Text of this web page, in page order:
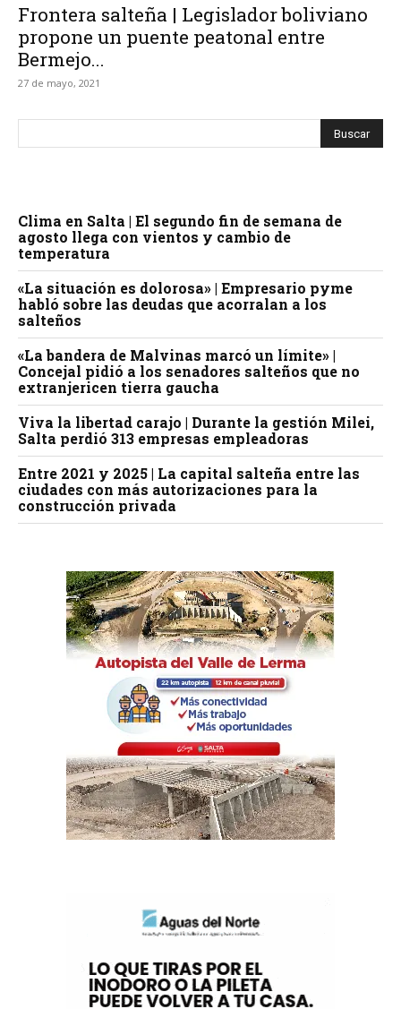
Frontera salteña | Legislador boliviano
propone un puente peatonal entre
Bermejo...
27 de mayo, 2021
Clima en Salta | El segundo fin de semana de
agosto llega con vientos y cambio de
temperatura
«La situación es dolorosa» | Empresario pyme
habló sobre las deudas que acorralan a los
salteños
«La bandera de Malvinas marcó un límite» |
Concejal pidió a los senadores salteños que no
extranjericen tierra gaucha
Viva la libertad carajo | Durante la gestión Milei,
Salta perdió 313 empresas empleadoras
Entre 2021 y 2025 | La capital salteña entre las
ciudades con más autorizaciones para la
construcción privada